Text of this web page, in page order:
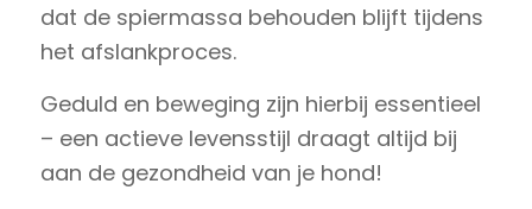
dat de spiermassa behouden blijft tijdens
het afslankproces.
Geduld en beweging zijn hierbij essentieel
– een actieve levensstijl draagt altijd bij
aan de gezondheid van je hond!